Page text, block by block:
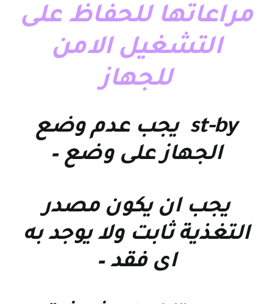
مراعاتها للحفاظ على
التشغيل الامن
للجهاز
st-by يجب عدم وضع
الجهاز على وضع –
يجب ان يكون مصدر
التغذية ثابت ولا يوجد به
اى فقد –